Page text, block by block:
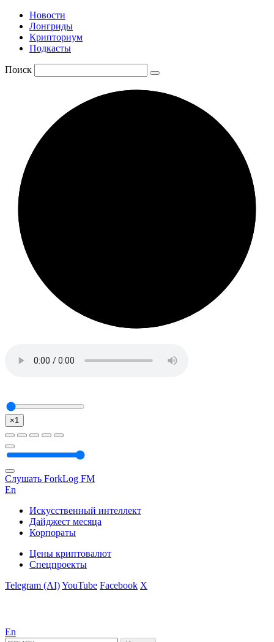
Новости
Лонгриды
Крипториум
Подкасты
Поиск
×1
Слушать ForkLog FM
En
Искусственный интеллект
Дайджест месяца
Корпораты
Цены криптовалют
Спецпроекты
Telegram (AI)YouTube Facebook X
En